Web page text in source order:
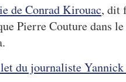
de Conrad Kirouac, dit
Pierre Couture dans
du journaliste